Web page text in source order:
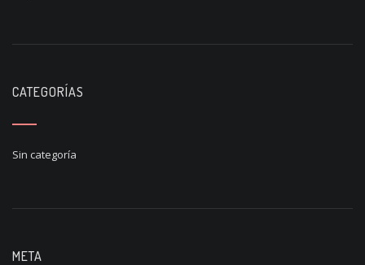
CATEGORÍAS
Sin categoría
META